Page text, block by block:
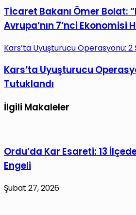
Ticaret Bakanı Ömer Bolat:
Avrupa’nın 7’nci Ekonomisi
Kars’ta Uyuşturucu Operasyonu: 2
Kars’ta Uyuşturucu
Tutuklandı
İlgili Makaleler
Ordu’da Kar Esareti: 13
Engeli
Şubat 27, 2026